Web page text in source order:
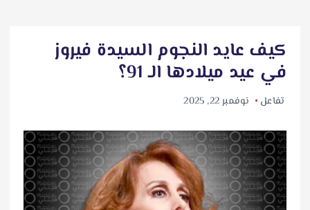
كيف عايد النجوم السيدة فيروز
في عيد ميلادها الـ 91؟
تفاعل نوفمبر 22, 2025